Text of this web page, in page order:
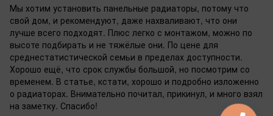
Мы хотим установить панельные радиаторы, потому что
свой дом, и рекомендуют, даже нахваливают, что они
лучше всего подходят. Плюс легко с монтажом, можно по
высоте подбирать и не тяжёлые они. По цене для
среднестатистической семьи в пределах доступности.
Хорошо ещё, что срок службы большой, но посмотрим со
временем. В статье, кстати, хорошо и подробно изложенно
о радиаторах. Внимательно почитал, прикинул, и много взял
на заметку. Спасибо!